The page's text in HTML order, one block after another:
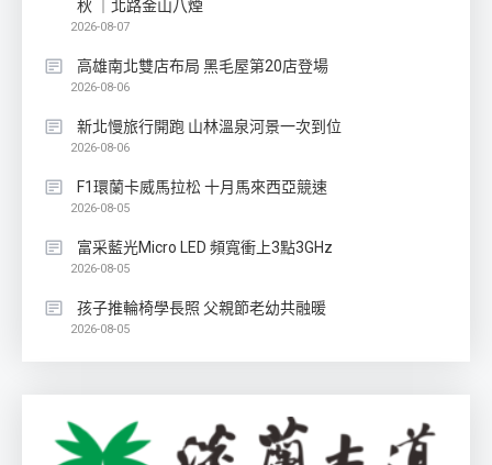
秋 ｜北路金山八煙
2026-08-07
高雄南北雙店布局 黑毛屋第20店登場
2026-08-06
新北慢旅行開跑 山林溫泉河景一次到位
2026-08-06
F1環蘭卡威馬拉松 十月馬來西亞競速
2026-08-05
富采藍光Micro LED 頻寬衝上3點3GHz
2026-08-05
孩子推輪椅學長照 父親節老幼共融暖
2026-08-05